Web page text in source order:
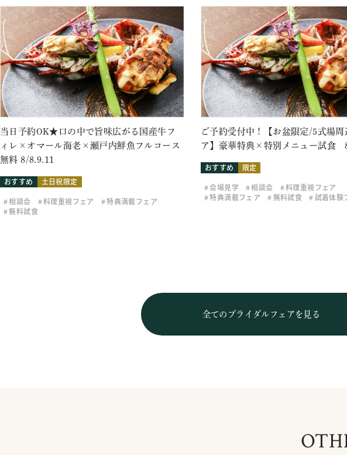
当日予約OK★口の中で旨味広がる国産牛フ
ィレ×オマール海老×瀬戸内鮮魚フルコース
無料 8/8.9.11
おすすめ
土日祝限定
相談会
料理重視フェア
特典満載フェア
無料試食
ご予約受付中！【お盆限定/5式場周
ア】豪華特典×特別メニュー試食
おすすめ
限定
会場見学
相談会
料理重視フェア
特典満載フェア
無料試食 試着体験
全てのブライダルフェアを見る